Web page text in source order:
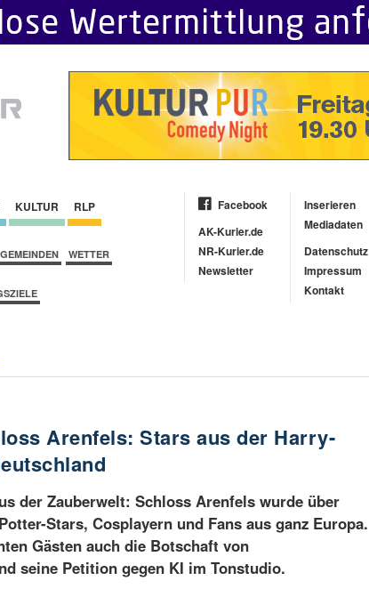
KULTUR RLP
GEMEINDEN WETTER
Facebook
AK-Kurier.de
NR-Kurier.de
Newsletter
Inserieren
Mediadaten
Datenschutz
Impressum
Kontakt
Arenfels: Stars aus der Harry-
der Zauberwelt: Schloss Arenfels wurde über
Stars, Cosplayern und Fans aus ganz Europa.
Gästen auch die Botschaft von
seine Petition gegen KI im Tonstudio.